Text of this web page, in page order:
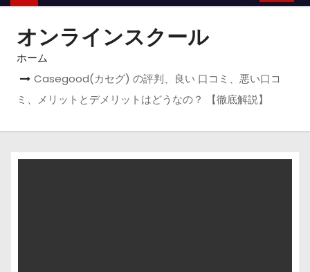
オンラインスクール
ホーム
Casegood(カセグ) の評判、良い 口コミ、悪い口コ
ミ、メリットとデメリットはどうなの？ 【徹底解説】